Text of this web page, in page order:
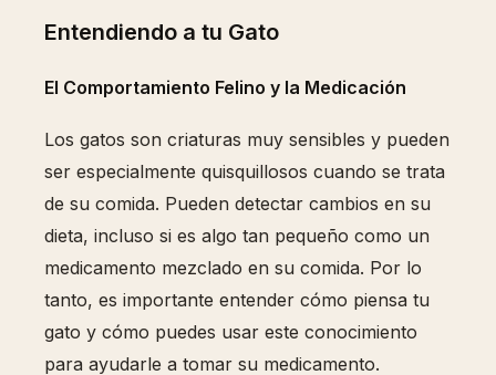
Entendiendo a tu Gato
El Comportamiento Felino y la Medicación
Los gatos son criaturas muy sensibles y pueden
ser especialmente quisquillosos cuando se trata
de su comida. Pueden detectar cambios en su
dieta, incluso si es algo tan pequeño como un
medicamento mezclado en su comida. Por lo
tanto, es importante entender cómo piensa tu
gato y cómo puedes usar este conocimiento
para ayudarle a tomar su medicamento.